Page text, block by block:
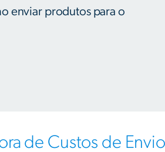
enviar produtos para o
de Custos de